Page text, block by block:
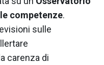
competenze.
sulle
carenza di